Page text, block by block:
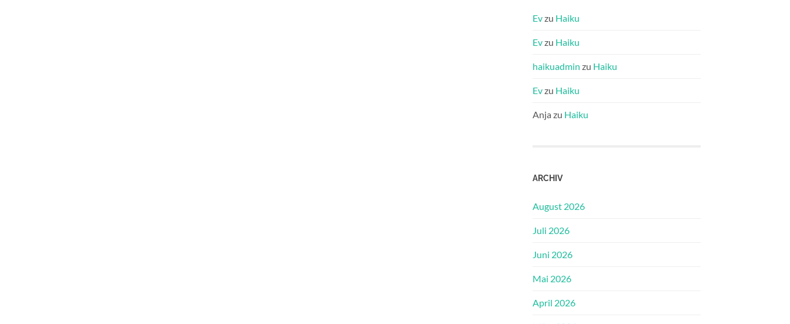
Evzu Haiku
Evzu Haiku
haikuadmin zu Haiku
Evzu Haiku
Anja zu Haiku
ARCHIV
August 2026
Juli 2026
Juni 2026
Mai 2026
April 2026